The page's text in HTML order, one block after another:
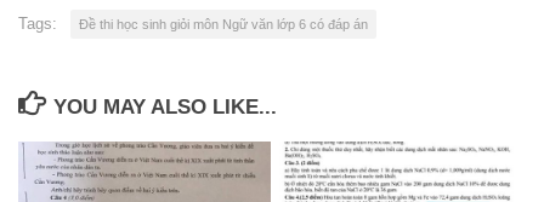
Tags: Đề thi học sinh giỏi môn Ngữ văn lớp 6 có đáp án
YOU MAY ALSO LIKE...